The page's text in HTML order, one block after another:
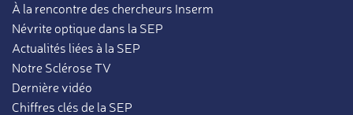
À la rencontre des chercheurs Inserm
Névrite optique dans la SEP
Actualités liées à la SEP
Notre Sclérose TV
Dernière vidéo
Chiffres clés de la SEP